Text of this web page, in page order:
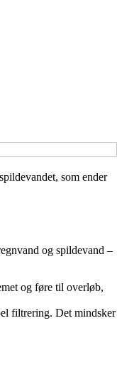
som ender
og spildevand –
og føre til overløb,
filtrering. Det mindsker